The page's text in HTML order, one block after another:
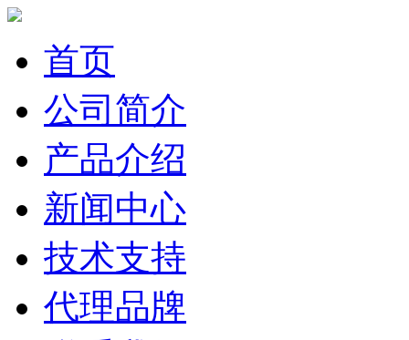
首页
公司简介
产品介绍
新闻中心
技术支持
代理品牌